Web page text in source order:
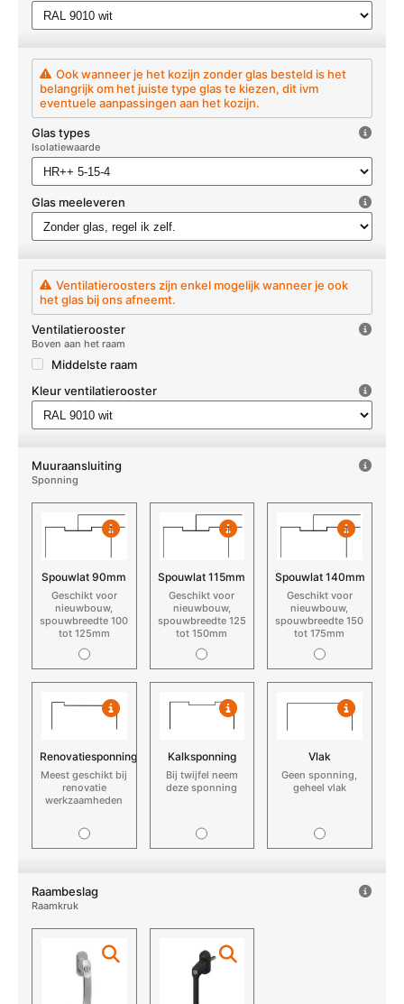
Ook wanneer je het kozijn zonder glas besteld is het
belangrijk om het juiste type glas te kiezen, dit ivm
eventuele aanpassingen aan het kozijn.
Glas types
Isolatiewaarde
Glas meeleveren
Ventilatieroosters zijn enkel mogelijk wanneer je ook
het glas bij ons afneemt.
Ventilatierooster
Boven aan het raam
Middelste raam
Kleur ventilatierooster
Muuraansluiting
Sponning
Spouwlat 90mm
Geschikt voor
nieuwbouw,
spouwbreedte 100
tot 125mm
Spouwlat 115mm
Geschikt voor
nieuwbouw,
spouwbreedte 125
tot 150mm
Spouwlat 140mm
Geschikt voor
nieuwbouw,
spouwbreedte 150
tot 175mm
Renovatiesponning
Meest geschikt bij
renovatie
werkzaamheden
Kalksponning
Bij twijfel neem
deze sponning
Vlak
Geen sponning,
geheel vlak
Raambeslag
Raamkruk